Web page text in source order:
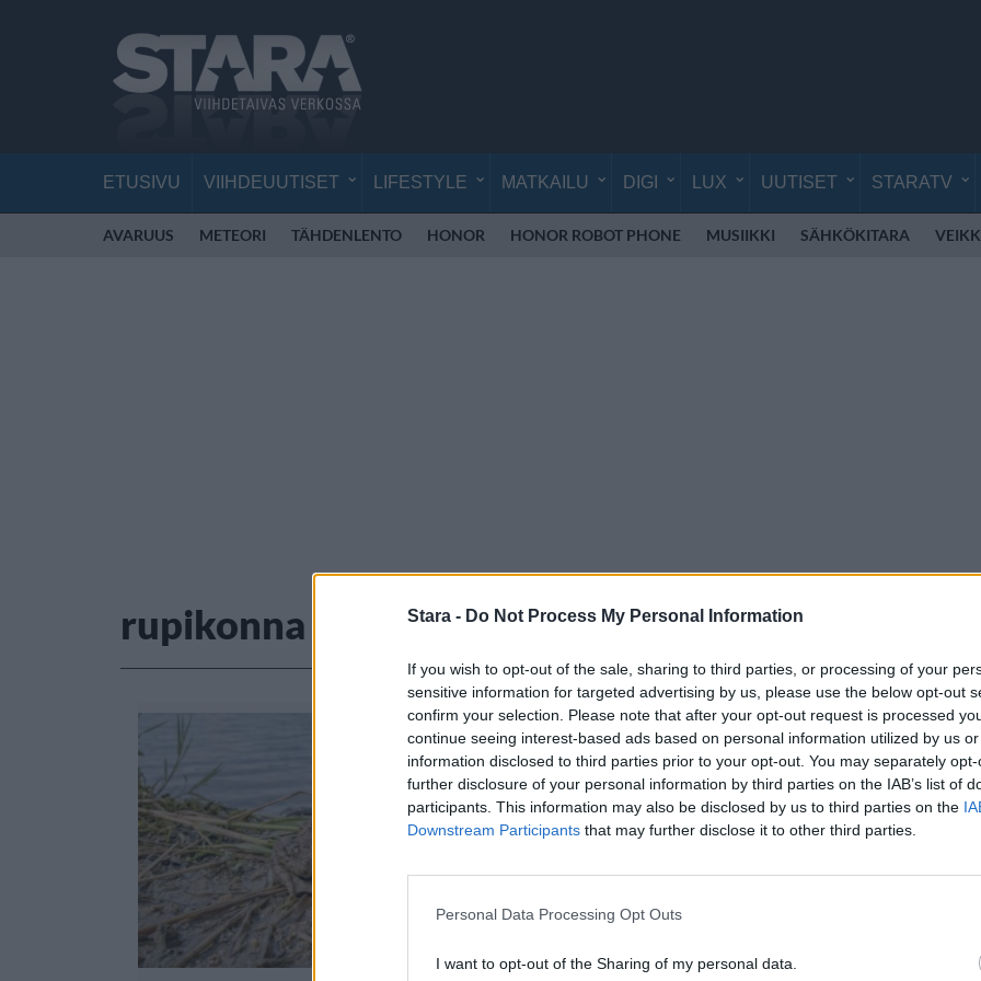
Stara - Do Not Process My Personal Information
If you wish to opt-out of the sale, sharing to third parties, or processing of your
sensitive information for targeted advertising by us, please use the below opt-out
confirm your selection. Please note that after your opt-out request is processed
continue seeing interest-based ads based on personal information utilized by us
information disclosed to third parties prior to your opt-out. You may separately
further disclosure of your personal information by third parties on the IAB’s list of
participants. This information may also be disclosed by us to third parties on the
Downstream Participants that may further disclose it to other third parties.
Personal Data Processing Opt Outs
I want to opt-out of the Sharing of my personal data.
ETUSIVU VIIHDEUUTISET LIFESTYLE MATKAILU DIGI LUX UUTISET STARATV
AVARUUS METEORI TÄHDENLENTO HONOR HONOR ROBOT PHONE MUSIIKKI SÄHKÖKITARA
rupikonna